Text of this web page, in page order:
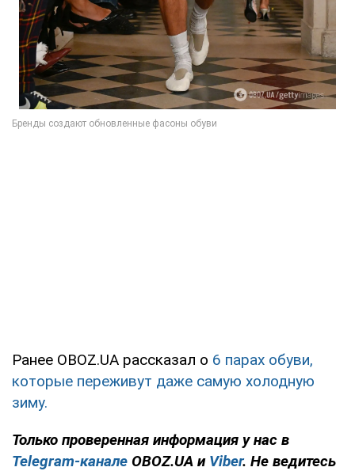
Ранее OBOZ.UA рассказал о 6 парах обуви,
которые переживут даже самую холодную
зиму.
Только проверенная информация у нас в
Telegram-канале OBOZ.UA и Viber. Не ведитесь